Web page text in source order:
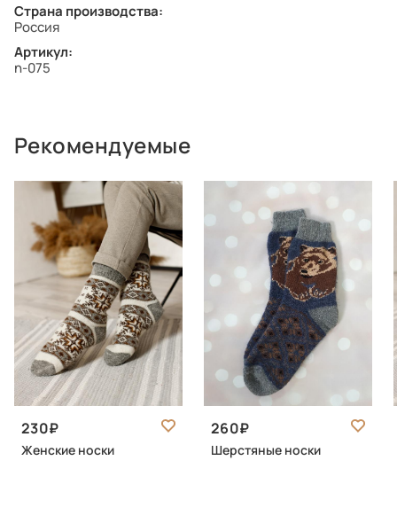
Страна производства:
Россия
Артикул:
n-075
Рекомендуемые
230
Женские носки
260
Шерстяные носки